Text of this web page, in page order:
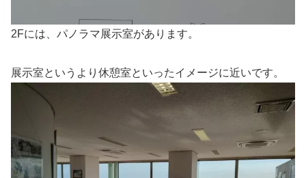
2Fには、パノラマ展示室があります。
展示室というより休憩室といったイメージに近いです。